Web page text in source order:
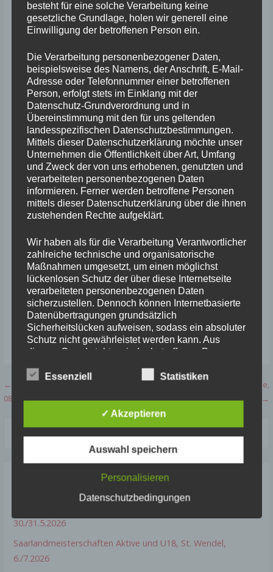
Veröffentlicht in: Erfolge Ergebnisse Infos , Wettkämpfe
Beitragsnavigation
← Hallenwettkampf Saarbrücken,
08.01.2023
Saarlandmeisterschaften Halle,
Saarbrücken, 21.01.2023 →
Suchen
nach:
Neueste Beiträge
30./31.5.2026
Saarlandmeisterschaften Aktive und U18, St. Wendel,
6./7.2026
besteht für eine solche Verarbeitung keine
gesetzliche Grundlage, holen wir generell eine
Einwilligung der betroffenen Person ein.
Die Verarbeitung personenbezogener Daten,
beispielsweise des Namens, der Anschrift, E-Mail-
Adresse oder Telefonnummer einer betroffenen
Person, erfolgt stets im Einklang mit der
Datenschutz-Grundverordnung und in
Übereinstimmung mit den für uns geltenden
landesspezifischen Datenschutzbestimmungen.
Mittels dieser Datenschutzerklärung möchte unser
Unternehmen die Öffentlichkeit über Art, Umfang
und Zweck der von uns erhobenen, genutzten und
verarbeiteten personenbezogenen Daten
informieren. Ferner werden betroffene Personen
mittels dieser Datenschutzerklärung über die ihnen
zustehenden Rechte aufgeklärt.
Wir haben als für die Verarbeitung Verantwortlicher
zahlreiche technische und organisatorische
Maßnahmen umgesetzt, um einen möglichst
lückenlosen Schutz der über diese Internetseite
verarbeiteten personenbezogenen Daten
sicherzustellen. Dennoch können Internetbasierte
Datenübertragungen grundsätzlich
Sicherheitslücken aufweisen, sodass ein absoluter
Schutz nicht gewährleistet werden kann. Aus
diesem Grund steht es jeder betroffenen Person
alternativen Wegen, beispielsweise telefonisch, an
Begriffsbestimmungen
Die Datenschutzerklärung beruht auf den
Begrifflichkeiten, die durch den Europäischen Richtlinien-
Datenschutzerklärung soll sowohl für die Öffentlichkeit
einfach lesbar und verständlich sein. Um dies zu
Begrifflichkeiten erläutern.
Wir verwenden in dieser Datenschutzerklärung
unter anderem die folgenden Begriffe:
Essenziell Statistiken
✓ Akzeptieren
Auswahl speichern
Personalisieren
Datenschutzbedingungen